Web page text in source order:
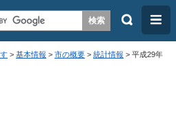
検
メ
ニ
ュ
> 基本情報 > 市の概要 > 統計情報 > 平成29年